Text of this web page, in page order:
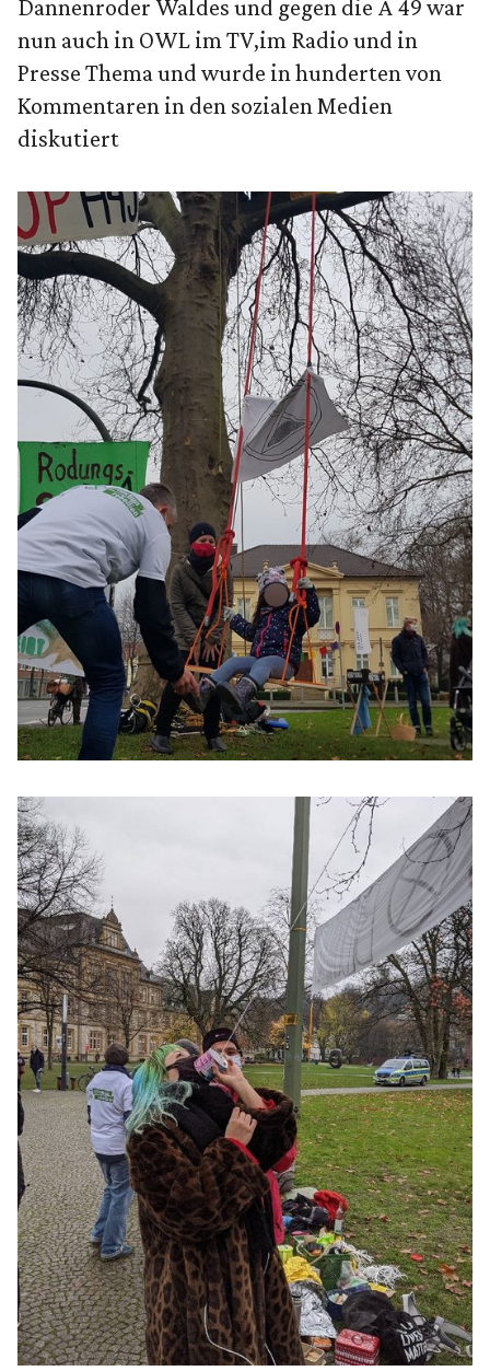
Dannenroder Waldes und gegen die A 49 war
nun auch in OWL im TV,im Radio und in
Presse Thema und wurde in hunderten von
Kommentaren in den sozialen Medien
diskutiert